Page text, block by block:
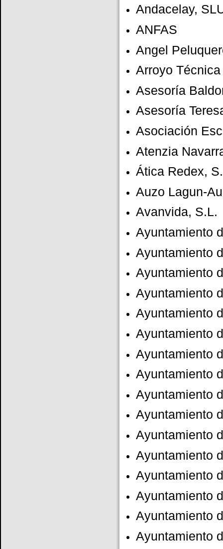
Andacelay,
ANFAS
Angel
Arroyo
Asesoría
Asesoría
Asociación
Atenzia
Ática Redex,
Auzo Lagun-
Avanvida, S.L.
Ayuntamiento
Ayuntamiento
Ayuntamiento
Ayuntamiento
Ayuntamiento
Ayuntamiento
Ayuntamiento
Ayuntamiento
Ayuntamiento
Ayuntamiento
Ayuntamiento
Ayuntamiento
Ayuntamiento
Ayuntamiento
Ayuntamiento
Ayuntamiento